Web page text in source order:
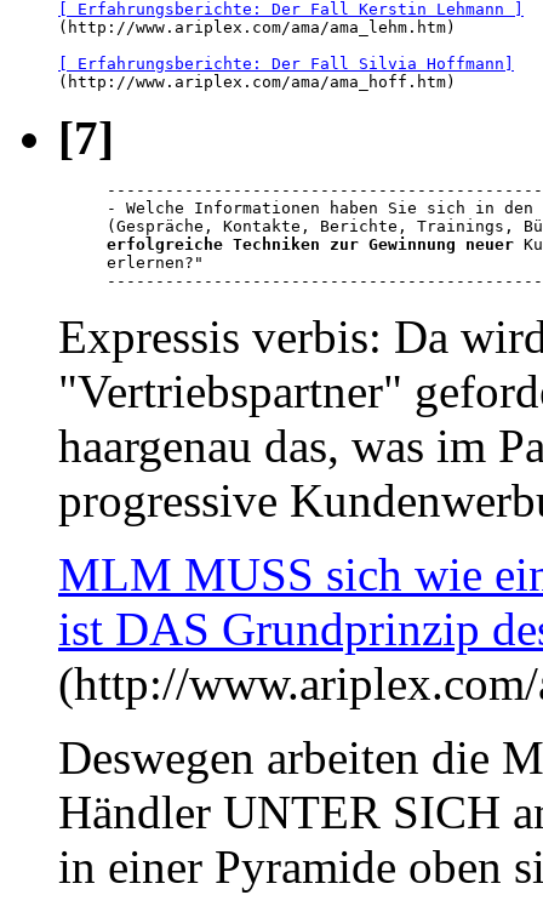
[ Erfahrungsberichte: Der Fall Kerstin Lehmann ]
(http://www.ariplex.com/ama/ama_lehm.htm)
[ Erfahrungsberichte: Der Fall Silvia Hoffmann]
(http://www.ariplex.com/ama/ama_hoff.htm)
[7]
- Welche Informationen haben Sie sich in
erfolgreiche Techniken zur Gewinnung neuer
erlernen?"
Expressis verbis: Da
"Vertriebspartner"
haargenau das, was im
progressive
MLM MUSS sich wie
ist DAS Grundprinzip
(http://www.ariplex.com/
Deswegen arbeiten die
Händler UNTER SICH
in einer Pyramide oben